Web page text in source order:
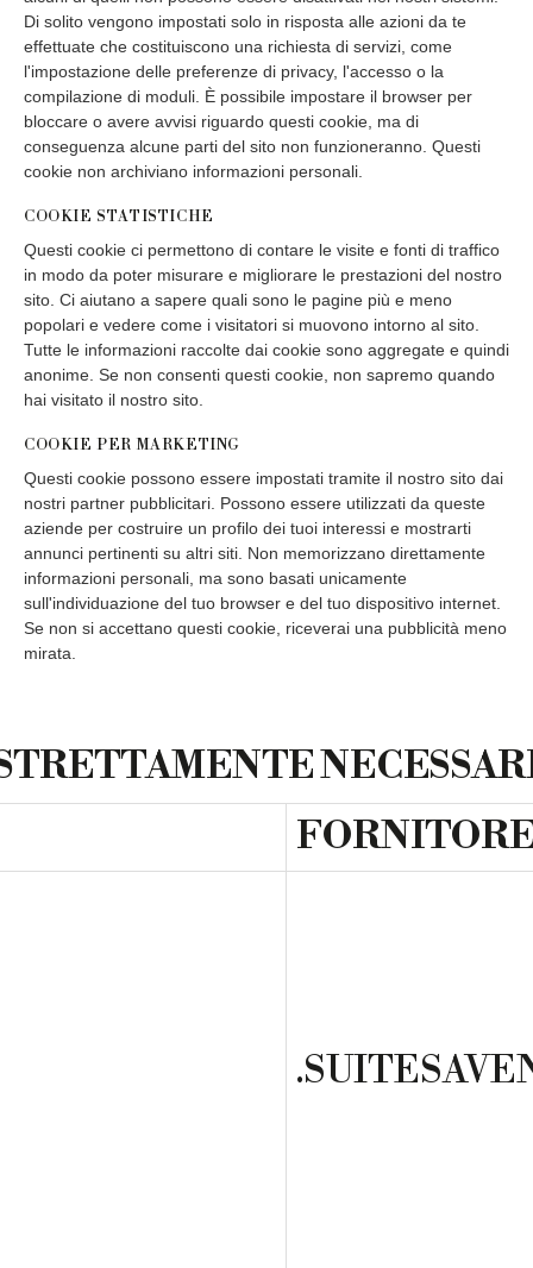
Di solito vengono impostati solo in risposta alle azioni da te
effettuate che costituiscono una richiesta di servizi, come
l'impostazione delle preferenze di privacy, l'accesso o la
compilazione di moduli. È possibile impostare il browser per
bloccare o avere avvisi riguardo questi cookie, ma di
conseguenza alcune parti del sito non funzioneranno. Questi
cookie non archiviano informazioni personali.
COOKIE STATISTICHE
Questi cookie ci permettono di contare le visite e fonti di traffico
in modo da poter misurare e migliorare le prestazioni del nostro
sito. Ci aiutano a sapere quali sono le pagine più e meno
popolari e vedere come i visitatori si muovono intorno al sito.
Tutte le informazioni raccolte dai cookie sono aggregate e quindi
anonime. Se non consenti questi cookie, non sapremo quando
hai visitato il nostro sito.
COOKIE PER MARKETING
Questi cookie possono essere impostati tramite il nostro sito dai
nostri partner pubblicitari. Possono essere utilizzati da queste
aziende per costruire un profilo dei tuoi interessi e mostrarti
annunci pertinenti su altri siti. Non memorizzano direttamente
informazioni personali, ma sono basati unicamente
sull'individuazione del tuo browser e del tuo dispositivo internet.
Se non si accettano questi cookie, riceverai una pubblicità meno
mirata.